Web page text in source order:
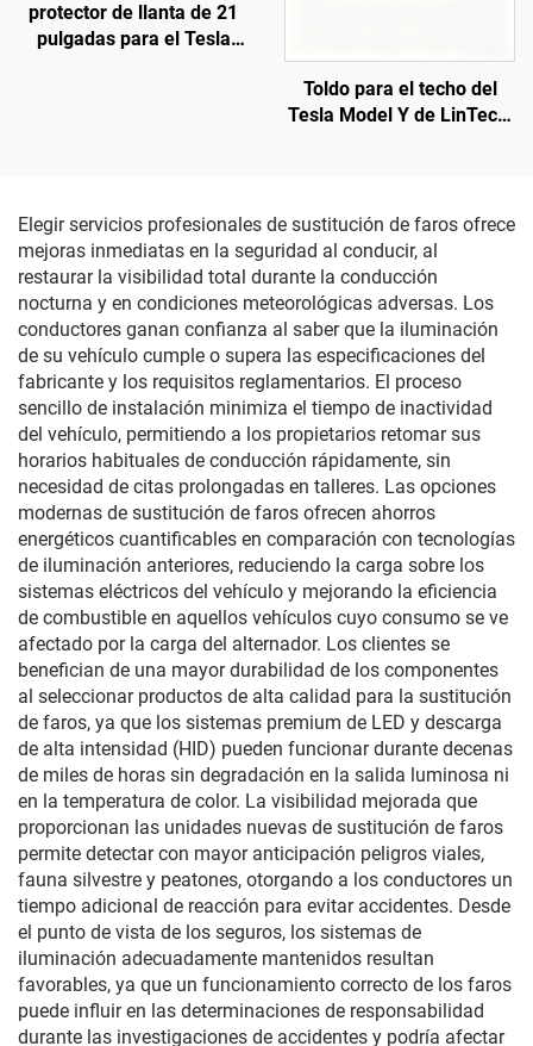
protector de llanta de 21
pulgadas para el Tesla
Toldo para el techo del
Tesla Model Y de LinTech,
Elegir servicios profesionales de sustitución de faros ofrece
mejoras inmediatas en la seguridad al conducir, al
restaurar la visibilidad total durante la conducción
nocturna y en condiciones meteorológicas adversas. Los
conductores ganan confianza al saber que la iluminación
de su vehículo cumple o supera las especificaciones del
fabricante y los requisitos reglamentarios. El proceso
sencillo de instalación minimiza el tiempo de inactividad
del vehículo, permitiendo a los propietarios retomar sus
horarios habituales de conducción rápidamente, sin
necesidad de citas prolongadas en talleres. Las opciones
modernas de sustitución de faros ofrecen ahorros
energéticos cuantificables en comparación con tecnologías
de iluminación anteriores, reduciendo la carga sobre los
sistemas eléctricos del vehículo y mejorando la eficiencia
de combustible en aquellos vehículos cuyo consumo se ve
afectado por la carga del alternador. Los clientes se
benefician de una mayor durabilidad de los componentes
al seleccionar productos de alta calidad para la sustitución
de faros, ya que los sistemas premium de LED y descarga
de alta intensidad (HID) pueden funcionar durante decenas
de miles de horas sin degradación en la salida luminosa ni
en la temperatura de color. La visibilidad mejorada que
proporcionan las unidades nuevas de sustitución de faros
permite detectar con mayor anticipación peligros viales,
fauna silvestre y peatones, otorgando a los conductores un
tiempo adicional de reacción para evitar accidentes. Desde
el punto de vista de los seguros, los sistemas de
iluminación adecuadamente mantenidos resultan
favorables, ya que un funcionamiento correcto de los faros
puede influir en las determinaciones de responsabilidad
durante las investigaciones de accidentes y podría afectar